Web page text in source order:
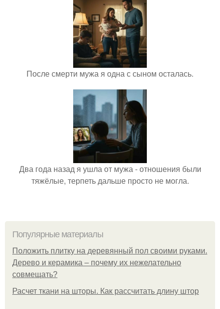
После смерти мужа я одна с сыном осталась.
Два года назад я ушла от мужа - отношения были
тяжёлые, терпеть дальше просто не могла.
Популярные материалы
Положить плитку на деревянный пол своими руками.
Дерево и керамика – почему их нежелательно
совмещать?
Расчет ткани на шторы. Как рассчитать длину штор